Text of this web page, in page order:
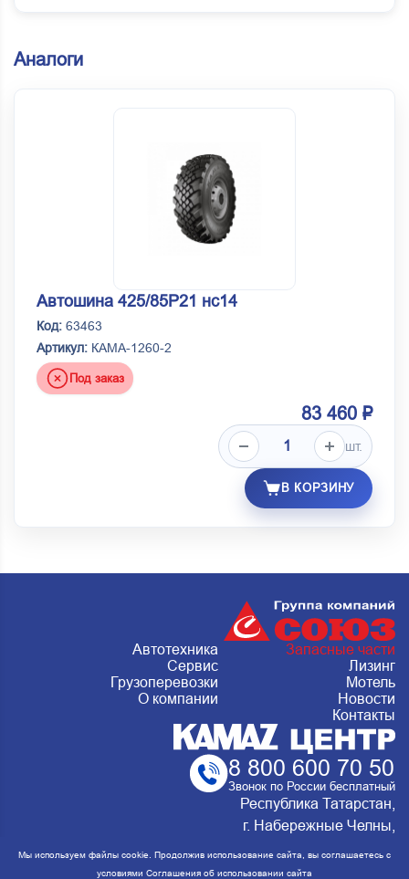
Аналоги
Автошина 425/85Р21 нс14
Код: 63463
Артикул: КАМА-1260-2
Под заказ
83 460 ₽
шт.
В КОРЗИНУ
Автотехника
Запасные части
Сервис
Лизинг
Грузоперевозки
Мотель
О компании
Новости
Контакты
8 800 600 70 50
Звонок по России бесплатный
Республика Татарстан,
г. Набережные Челны,
Металлургическая 15, стр.2 Сервис:
ежедневно с 8:00 до 20:00
Мы используем файлы cookie. Продолжив использование сайта, вы соглашаетесь с
условиями Соглашения об использовании сайта